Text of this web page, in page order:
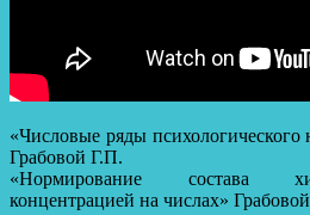
«Числовые ряды психологического
Грабовой Г.П.
«Нормирование состава
концентрацией на числах»